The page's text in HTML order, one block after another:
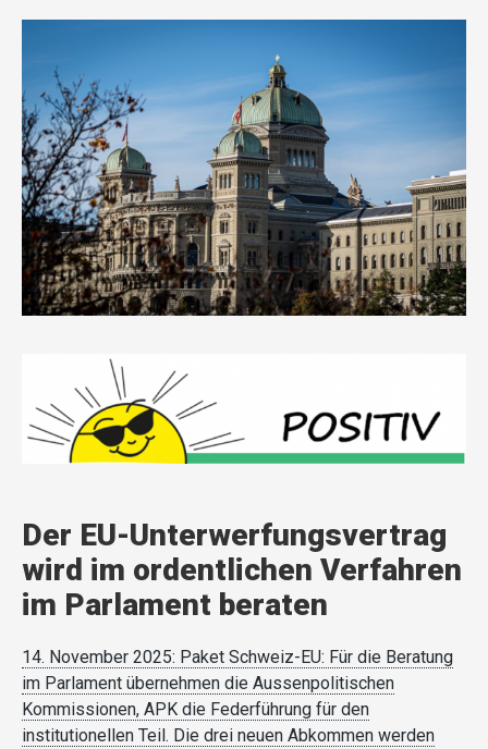
Der EU-Unterwerfungsvertrag
wird im ordentlichen Verfahren
im Parlament beraten
14. November 2025: Paket Schweiz-EU: Für die Beratung
im Parlament übernehmen die Aussenpolitischen
Kommissionen, APK die Federführung für den
institutionellen Teil. Die drei neuen Abkommen werden